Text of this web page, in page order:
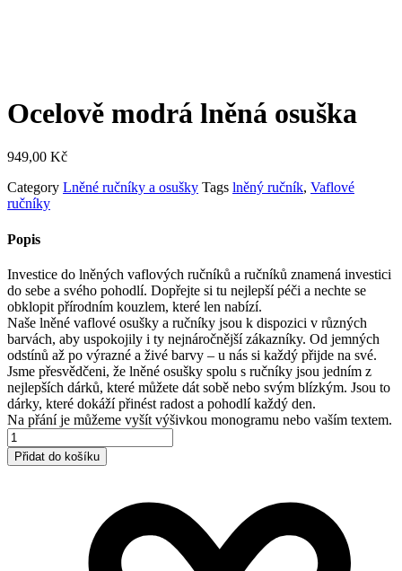
Ocelově modrá lněná osuška
949,00 Kč
Category Lněné ručníky a osušky Tags lněný ručník, Vaflové
ručníky
Popis
Investice do lněných vaflových ručníků a ručníků znamená investici
do sebe a svého pohodlí. Dopřejte si tu nejlepší péči a nechte se
obklopit přírodním kouzlem, které len nabízí.
Naše lněné vaflové osušky a ručníky jsou k dispozici v různých
barvách, aby uspokojily i ty nejnáročnější zákazníky. Od jemných
odstínů až po výrazné a živé barvy – u nás si každý přijde na své.
Jsme přesvědčeni, že lněné osušky spolu s ručníky jsou jedním z
nejlepších dárků, které můžete dát sobě nebo svým blízkým. Jsou to
dárky, které dokáží přinést radost a pohodlí každý den.
Na přání je můžeme vyšít výšivkou monogramu nebo vaším textem.
Ocelově
modrá
lněná
Přidat do košíku